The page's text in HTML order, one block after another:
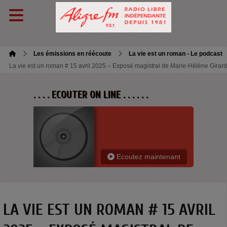
Les émissions en réécoute
La vie est un roman - Le podcast
La vie est un roman # 15 avril 2025 – Exposé magistral de Marie-Hélène
. . . . ECOUTER ON LINE . . . . . .
Ecoutez maintenant
LA VIE EST UN ROMAN # 15 AVRIL